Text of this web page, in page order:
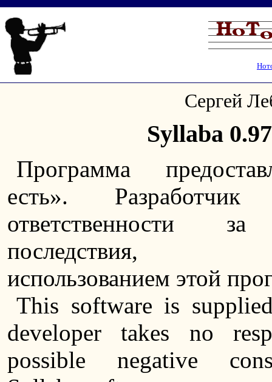
Сергей
Syllaba 0.97
Программа
есть».
ответственности
последствия,
использованием этой
This software is
developer takes no
possible negative